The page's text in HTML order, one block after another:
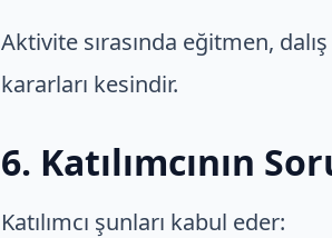
Aktivite sırasında eğitmen,
kararları kesindir.
6. Katılımcının
Katılımcı şunları kabul eder: